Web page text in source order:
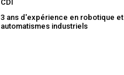
CDI
3 ans d'expérience en robotique et
automatismes industriels